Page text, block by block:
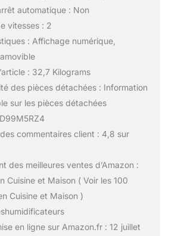
automatique : Non
vitesses : 2
: Affichage numérique,
: 32,7 Kilograms
des pièces détachées : Information
sur les pièces détachées
commentaires client : 4,8 sur
des meilleures ventes d’Amazon :
Cuisine et Maison ( Voir les 100
Cuisine et Maison )
en ligne sur Amazon.fr : 12 juillet